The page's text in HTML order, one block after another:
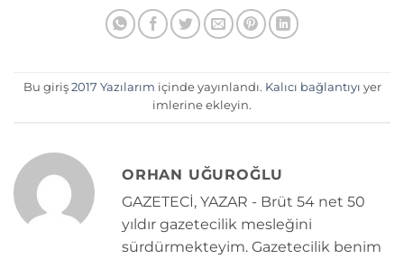
Bu giriş 2017 Yazılarım içinde yayınlandı. Kalıcı bağlantıyı yer
imlerine ekleyin.
ORHAN UĞUROĞLU
GAZETECİ, YAZAR - Brüt 54 net 50
yıldır gazetecilik mesleğini
sürdürmekteyim. Gazetecilik benim